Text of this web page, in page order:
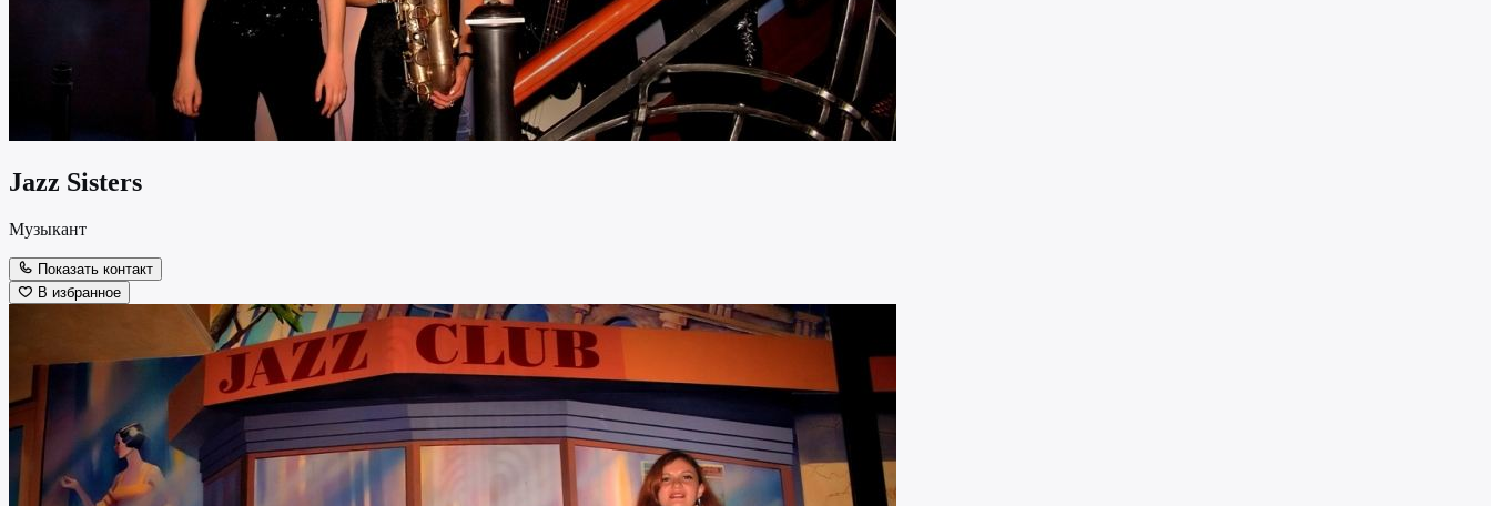
Jazz Sisters
Музыкант
Показать контакт
В избранное